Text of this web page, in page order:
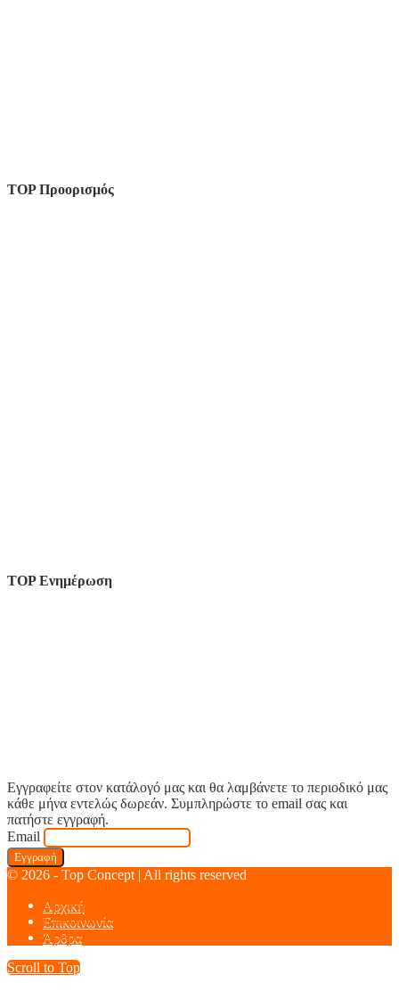
TOP Προορισμός
TOP Ενημέρωση
Εγγραφείτε στον κατάλογό μας και θα λαμβάνετε το περιοδικό μας
κάθε μήνα εντελώς δωρεάν. Συμπληρώστε το email σας και
πατήστε εγγραφή.
Email
© 2026 - Top Concept | All rights reserved
Αρχική
Επικοινωνία
Άρθρα
Scroll to Top